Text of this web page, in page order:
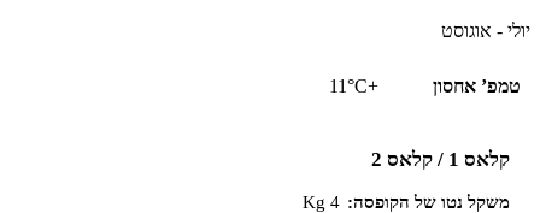
יולי - אוגוסט
טמפ’ אחסון +11°C
קלאס 1 / קלאס 2
משקל נטו של הקופסה: 4 Kg